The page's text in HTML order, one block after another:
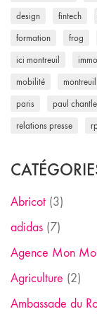
design fintech
formation frog
ici montreuil
mobilité montreuil
paris paul
relations presse
Abricot (3)
adidas (7)
Agence Mon
Agriculture (2)
Ambassade du